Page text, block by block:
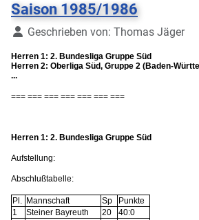
Saison 1985/1986
DetailsGeschrieben von: Thomas Jäger
Herren 1: 2. Bundesliga Gruppe Süd
Herren 2: Oberliga Süd, Gruppe 2 (Baden-
...
=== === === === === === ===
Herren 1: 2. Bundesliga Gruppe Süd
Aufstellung:
Abschlußtabelle:
Pl. Mannschaft Sp
Punkte
1
Steiner Bayreuth 20
40:0